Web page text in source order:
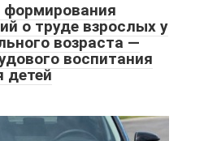
формирования
о труде взрослых у
возраста —
воспитания
детей